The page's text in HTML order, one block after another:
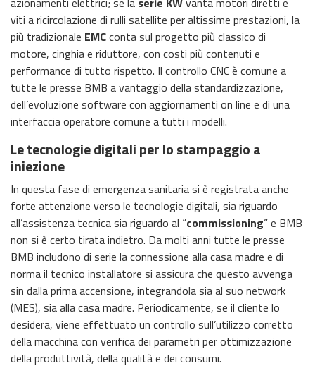
viti a ricircolazione di rulli satellite per altissime prestazioni, la
più tradizionale EMCconta sul progetto più classico di
motore, cinghia e riduttore, con costi più contenuti e
performance di tutto rispetto. Il controllo CNC è comune a
tutte le presse BMB a vantaggio della standardizzazione,
dell’evoluzione software con aggiornamenti on line e di una
interfaccia operatore comune a tutti i modelli.
Le tecnologie digitali per lo stampaggio a
iniezione
In questa fase di emergenza sanitaria si è registrata anche
forte attenzione verso le tecnologie digitali, sia riguardo
all’assistenza tecnica sia riguardo al “commissioning” e BMB
non si è certo tirata indietro. Da molti anni tutte le presse
BMB includono di serie la connessione alla casa madre e di
norma il tecnico installatore si assicura che questo avvenga
sin dalla prima accensione, integrandola sia al suo network
(MES), sia alla casa madre. Periodicamente, se il cliente lo
desidera, viene effettuato un controllo sull’utilizzo corretto
della macchina con verifica dei parametri per ottimizzazione
della produttività, della qualità e dei consumi.